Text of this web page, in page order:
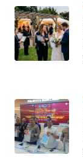
JABAR
WN
BANTEN
NTT
WN
KEPRI